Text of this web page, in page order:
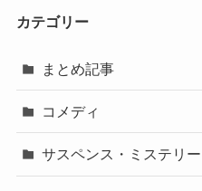
カテゴリー
まとめ記事
コメディ
サスペンス・ミステリー